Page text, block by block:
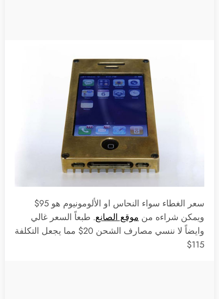
سعر الغطاء سواء النحاس او الألومونيوم هو 95$
ويمكن شراءه من موقع الصانع. طبعاً السعر غالي
وايضاً لا ننسي مصارف الشحن 20$ مما يجعل التكلفة
115$